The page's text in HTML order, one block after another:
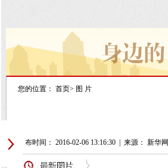
您的位置： 首页> 图 片
发布时间： 2016-02-06 13:16:30 来源： 新华网